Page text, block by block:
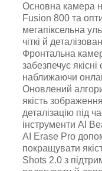
Основна камера
Fusion 800 та
мегапіксельна
чіткі й
Фронтальна
забезпечує якісні
наближаючи
Оновлений
якість
деталізацію під
інструменти AI
AI Erase Pro
покращувати
Shots 2.0 з